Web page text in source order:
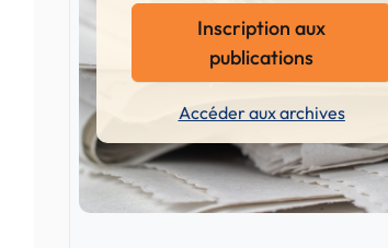
Inscription aux
publications
Accéder aux archives